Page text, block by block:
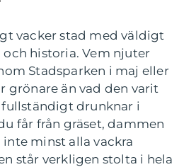
vacker stad med väldigt
historia. Vem njuter
Stadsparken i maj eller
grönare än vad den varit
fullständigt drunknar i
får från gräset, dammen
minst alla vackra
står verkligen stolta i hela